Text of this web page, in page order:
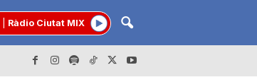
Ràdio Ciutat MIX